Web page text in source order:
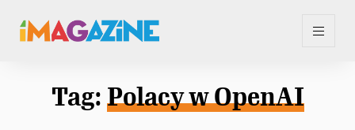
Tag: Polacy w OpenAI